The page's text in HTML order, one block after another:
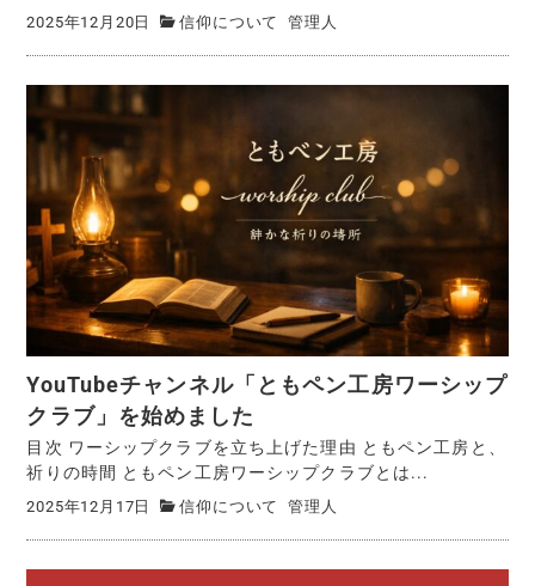
2025年12月20日 信仰について 管理人
YouTubeチャンネル「ともペン工房ワーシップ
クラブ」を始めました
目次 ワーシップクラブを立ち上げた理由 ともペン工房と、
祈りの時間 ともペン工房ワーシップクラブとは...
2025年12月17日 信仰について 管理人